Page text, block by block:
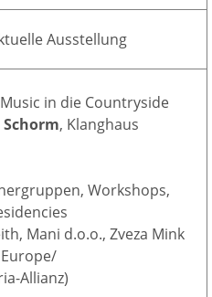
Ausstellung
in die Countryside
, Klanghaus
Workshops,
Mani d.o.o., Zveza Mink
Allianz)